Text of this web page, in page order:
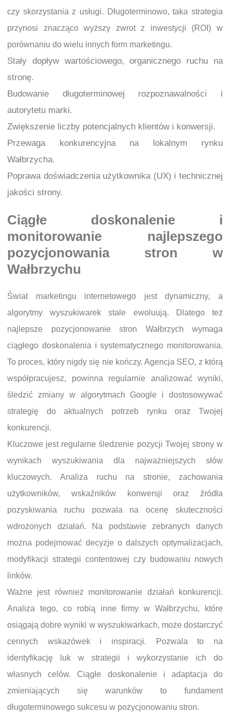
czy skorzystania z usługi. Długoterminowo, taka strategia
przynosi znacząco wyższy zwrot z inwestycji (ROI) w
porównaniu do wielu innych form marketingu.
Stały dopływ wartościowego, organicznego ruchu na
stronę.
Budowanie długoterminowej rozpoznawalności i
autorytetu marki.
Zwiększenie liczby potencjalnych klientów i konwersji.
Przewaga konkurencyjna na lokalnym rynku
Wałbrzycha.
Poprawa doświadczenia użytkownika (UX) i technicznej
jakości strony.
Ciągłe doskonalenie i
monitorowanie najlepszego
pozycjonowania stron w
Wałbrzychu
Świat marketingu internetowego jest dynamiczny, a
algorytmy wyszukiwarek stale ewoluują. Dlatego też
najlepsze pozycjonowanie stron Wałbrzych wymaga
ciągłego doskonalenia i systematycznego monitorowania.
To proces, który nigdy się nie kończy. Agencja SEO, z którą
współpracujesz, powinna regularnie analizować wyniki,
śledzić zmiany w algorytmach Google i dostosowywać
strategię do aktualnych potrzeb rynku oraz Twojej
konkurencji.
Kluczowe jest regularne śledzenie pozycji Twojej strony w
wynikach wyszukiwania dla najważniejszych słów
kluczowych. Analiza ruchu na stronie, zachowania
użytkowników, wskaźników konwersji oraz źródła
pozyskiwania ruchu pozwala na ocenę skuteczności
wdrożonych działań. Na podstawie zebranych danych
można podejmować decyzje o dalszych optymalizacjach,
modyfikacji strategii contentowej czy budowaniu nowych
linków.
Ważne jest również monitorowanie działań konkurencji.
Analiza tego, co robią inne firmy w Wałbrzychu, które
osiągają dobre wyniki w wyszukiwarkach, może dostarczyć
cennych wskazówek i inspiracji. Pozwala to na
identyfikację luk w strategii i wykorzystanie ich do
własnych celów. Ciągłe doskonalenie i adaptacja do
zmieniających się warunków to fundament
długoterminowego sukcesu w pozycjonowaniu stron.